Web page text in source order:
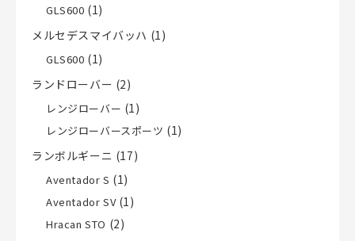
GLS600 (1)
メルセデスマイバッハ (1)
GLS600 (1)
ランドローバー (2)
レンジローバー (1)
レンジローバースポーツ (1)
ランボルギーニ (17)
Aventador S (1)
Aventador SV(1)
Hracan STO (2)